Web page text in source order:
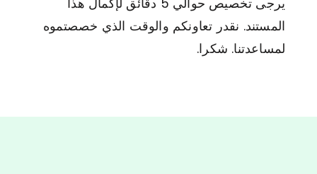
المستند. نقدر تعاونكم والوقت الذي خصصتموه
لمساعدتنا. شكرا.